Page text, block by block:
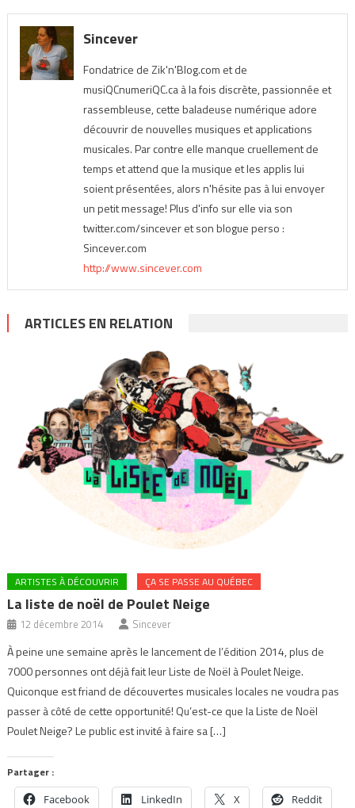
Sincever
Fondatrice de Zik'n'Blog.com et de
musiQCnumeriQC.ca à la fois discrète, passionnée et
rassembleuse, cette baladeuse numérique adore
découvrir de nouvelles musiques et applications
musicales. Par contre elle manque cruellement de
temps et attend que la musique et les applis lui
soient présentées, alors n'hésite pas à lui envoyer
un petit message! Plus d'info sur elle via son
twitter.com/sincever et son blogue perso :
Sincever.com
http://www.sincever.com
ARTICLES EN RELATION
ARTISTES À DÉCOUVRIR ÇA SE PASSE AU QUÉBEC
La liste de noël de Poulet Neige
12 décembre 2014 Sincever
À peine une semaine après le lancement de l’édition 2014, plus de
7000 personnes ont déjà fait leur Liste de Noël à Poulet Neige.
Quiconque est friand de découvertes musicales locales ne voudra pas
passer à côté de cette opportunité! Qu’est-ce que la Liste de Noël
Poulet Neige? Le public est invité à faire sa […]
Partager :
Facebook LinkedIn X Reddit